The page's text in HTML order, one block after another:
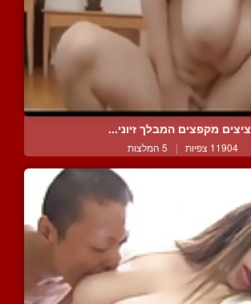
ציצים מקפצים המבלך זיוני...
11904 צפיות | 5 המלצות